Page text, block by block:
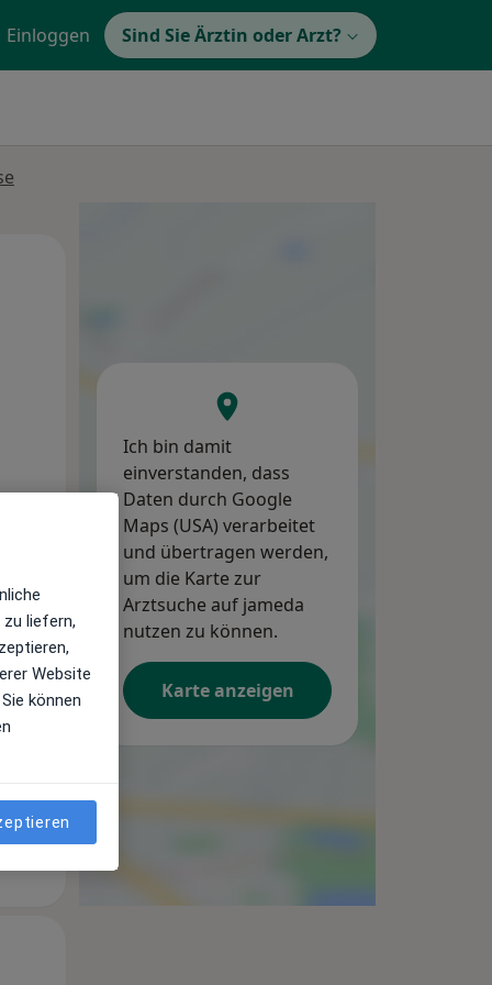
Einloggen Sind Sie Ärztin oder Arzt?
11 Aug
Mi,
12 Aug
Do,
13 Aug
Ich bin damit
einverstanden, dass
Daten durch Google
Maps (USA) verarbeitet
und übertragen werden,
um die Karte zur
Arztsuche auf jameda
nutzen zu können.
Karte anzeigen
liefern,
Website
können